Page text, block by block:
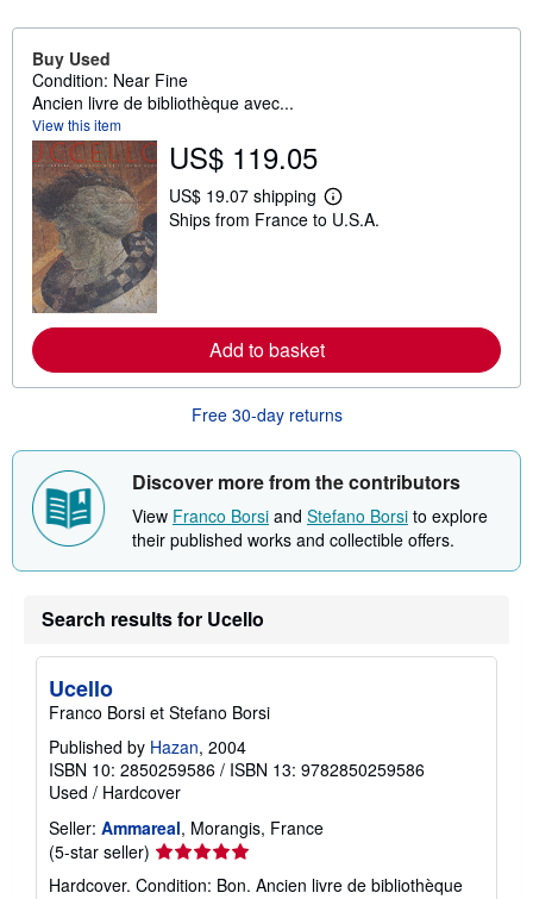
Buy Used
Condition: Near Fine
Ancien livre de bibliothèque avec...
View this item
US$ 119.05
US$ 19.07 shipping
L
e
r
u
s
i
p
p
i
Ships from France to U.S.A.
Add to basket
Free 30-day returns
Discover more from the contributors
View Franco Borsi and Stefano Borsi to explore
their published works and collectible offers.
Search results for Ucello
Ucello
Franco Borsi et Stefano Borsi
Published by Hazan, 2004
ISBN 10: 2850259586 / ISBN 13: 9782850259586
Used / Hardcover
Seller: Ammareal, Morangis, France
(5-star seller) Seller
rating
Hardcover. Condition: Bon. Ancien livre de bibliothèque